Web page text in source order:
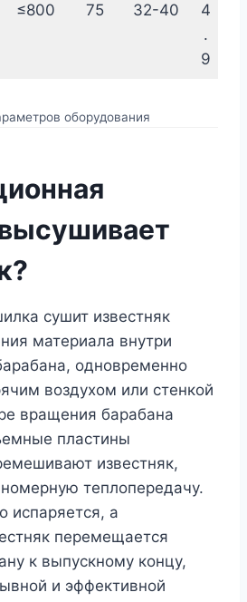
≤800 75 32-40
4
.
9
оборудования
сушит известняк
материала внутри
одновременно
воздухом или стенкой
вращения барабана
пластины
известняк,
теплопередачу.
испаряется, а
перемещается
к выпускному концу,
и эффективной